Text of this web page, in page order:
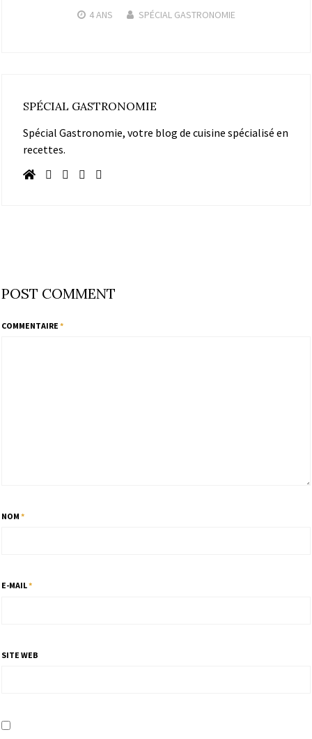
4 ANS SPÉCIAL GASTRONOMIE
SPÉCIAL GASTRONOMIE
Spécial Gastronomie, votre blog de cuisine spécialisé en
recettes.
POST COMMENT
COMMENTAIRE *
NOM *
E-MAIL*
SITE WEB